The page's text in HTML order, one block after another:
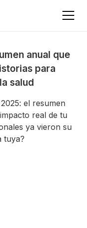
anual que
para
salud
el resumen
real de tu
ya vieron su
tuya?